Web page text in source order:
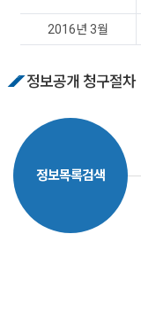
2016년 3월
정보공개 청구절차
정보목록검색